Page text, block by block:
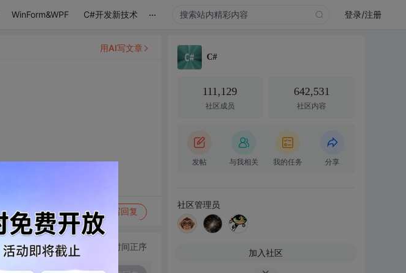
WinForm&WPF C#开发新技术 ... 登录/注册
写回复
用AI写文章
切换为时间正序
C#
111,129
社区成员
642,531
社区内容
发帖 与我相关 我的任务 分享
社区管理员
加入社区